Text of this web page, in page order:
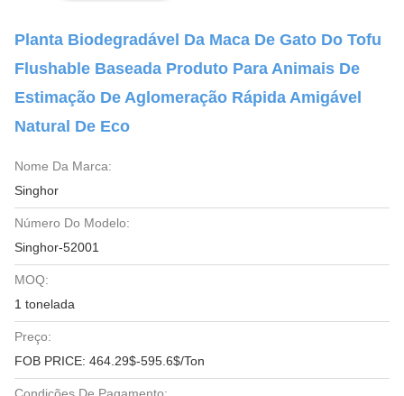
Planta Biodegradável Da Maca De Gato Do Tofu
Flushable Baseada Produto Para Animais De
Estimação De Aglomeração Rápida Amigável
Natural De Eco
Nome Da Marca:
Singhor
Número Do Modelo:
Singhor-52001
MOQ:
1 tonelada
Preço:
FOB PRICE: 464.29$-595.6$/Ton